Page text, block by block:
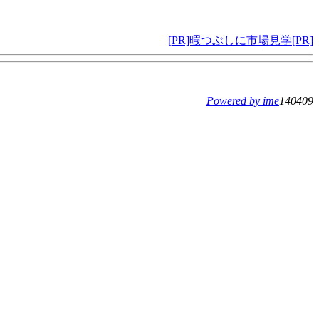
[PR]暇つぶしに市場見学[PR]
Powered by ime140409